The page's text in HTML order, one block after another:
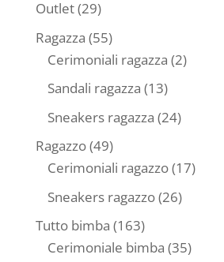
Outlet 2929
prodotti
Ragazza 5555
prodotti
Cerimoniali ragazza 22
Sandali ragazza 1313
prodotti
Sneakers ragazza 2424
Ragazzo 4949
prodotti
Cerimoniali ragazzo 1717
Sneakers ragazzo 2626
Tutto bimba 163163
prodotti
Cerimoniale bimba 3535